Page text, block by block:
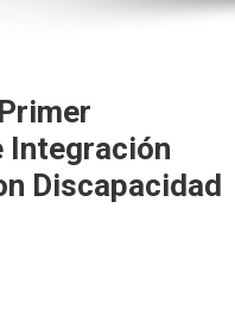
Integración
Discapacidad